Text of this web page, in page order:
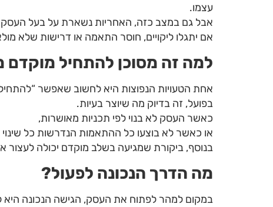
עצמו.
אבל גם במצב כזה, האחריות נשארת על בעל
אם יתגלו ליקויים, חוסר התאמה או דרישות שלא
למה זה מסוכן להתחיל מוקדם
אחת הטעויות הנפוצות היא לחשוב שאפשר
בפועל, זה בדיוק מה שיוצר בעיות.
כאשר העסק לא בנוי לפי תכניות מאושרות,
או כאשר לא בוצעו כל ההתאמות הנדרשות כל
בנוסף, ביקורת שמגיעה בשלב מוקדם יכולה
מה הדרך הנכונה לפעול?
במקום למהר לפתוח את העסק, הגישה הנכונה